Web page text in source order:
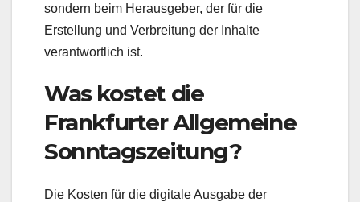
sondern beim Herausgeber, der für die
Erstellung und Verbreitung der Inhalte
verantwortlich ist.
Was kostet die
Frankfurter Allgemeine
Sonntagszeitung?
Die Kosten für die digitale Ausgabe der